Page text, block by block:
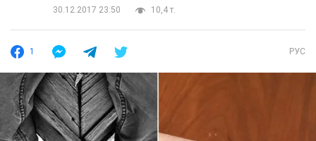
30.12.2017 23:50
10,4 т.
1 РУС